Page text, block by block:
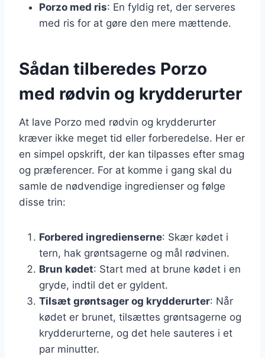
Porzo med ris: En fyldig ret, der serveres
med ris for at gøre den mere mættende.
Sådan tilberedes Porzo
med rødvin og krydderurter
At lave Porzo med rødvin og krydderurter
kræver ikke meget tid eller forberedelse. Her er
en simpel opskrift, der kan tilpasses efter smag
og præferencer. For at komme i gang skal du
samle de nødvendige ingredienser og følge
disse trin:
Forbered ingredienserne: Skær kødet i
tern, hak grøntsagerne og mål rødvinen.
Brun kødet: Start med at brune kødet i en
gryde, indtil det er gyldent.
Tilsæt grøntsager og krydderurter: Når
kødet er brunet, tilsættes grøntsagerne og
krydderurterne, og det hele sauteres i et
par minutter.